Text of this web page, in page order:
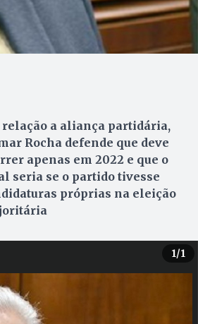
relação a aliança partidária,
Rocha defende que deve
apenas em 2022 e que o
seria se o partido tivesse
próprias na eleição
1/1